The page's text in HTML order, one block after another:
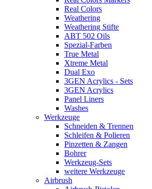
Real Colors
Weathering
Weathering Stifte
ABT 502 Oils
Spezial-Farben
True Metal
Xtreme Metal
Dual Exo
3GEN Acrylics - Sets
3GEN Acrylics
Panel Liners
Washes
Werkzeuge
Schneiden & Trennen
Schleifen & Polieren
Pinzetten & Zangen
Bohrer
Werkzeug-Sets
weitere Werkzeuge
Airbrush